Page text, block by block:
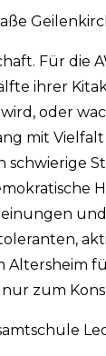
Für die
ihrer
oder
mit
schwierige
zum